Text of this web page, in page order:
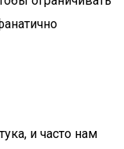
и часто нам